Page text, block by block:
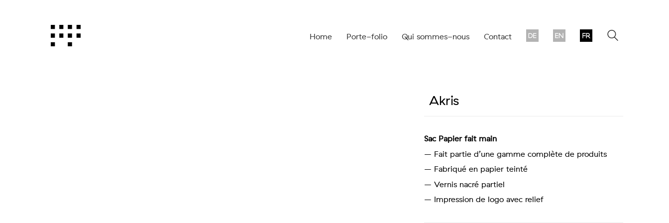
Home Porte-folio Qui sommes-nous Contact
Akris
Sac Papier fait main
– Fait partie d’une gamme complète de produits
– Fabriqué en papier teinté
– Vernis nacré partiel
– Impression de logo avec relief